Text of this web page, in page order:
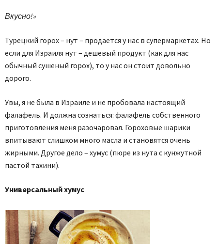
Вкусно!»
Турецкий горох – нут – продается у нас в супермаркетах. Но
если для Израиля нут – дешевый продукт (как для нас
обычный сушеный горох), то у нас он стоит довольно
дорого.
Увы, я не была в Израиле и не пробовала настоящий
фалафель. И должна сознаться: фалафель собственного
приготовления меня разочаровал. Гороховые шарики
впитывают слишком много масла и становятся очень
жирными. Другое дело – хумус (пюре из нута с кунжутной
пастой тахини).
Универсальный хумус